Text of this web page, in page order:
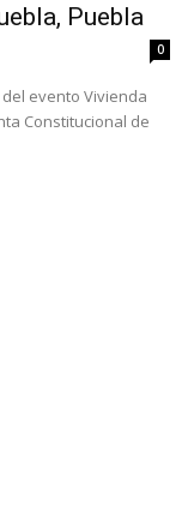
Puebla
0
evento Vivienda
Constitucional de